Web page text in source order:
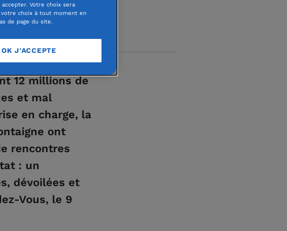
12 millions de
et mal
en charge, la
ont
rencontres
: un
dévoilées et
Vous, le 9
Votre choix sera
choix à tout moment en
de page du site.
OK J'ACCEPTE